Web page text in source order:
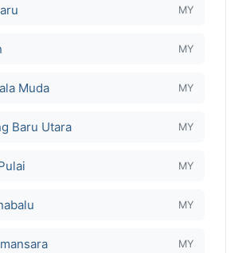
MY
MY
Muda MY
Baru Utara MY
MY
MY
MY